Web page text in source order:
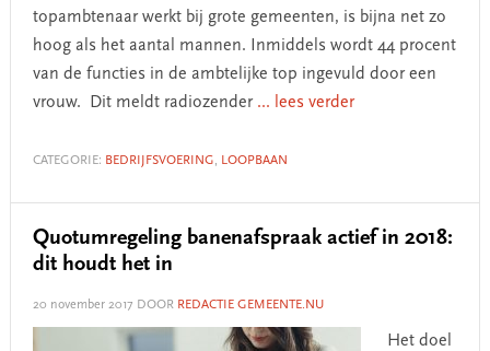
topambtenaar werkt bij grote gemeenten, is bijna net zo
hoog als het aantal mannen. Inmiddels wordt 44 procent
van de functies in de ambtelijke top ingevuld door een
vrouw. Dit meldt radiozender ... lees verder
CATEGORIE: BEDRIJFSVOERING, LOOPBAAN
Quotumregeling banenafspraak actief in 2018:
dit houdt het in
20 november 2017 DOOR REDACTIE GEMEENTE.NU
Het doel